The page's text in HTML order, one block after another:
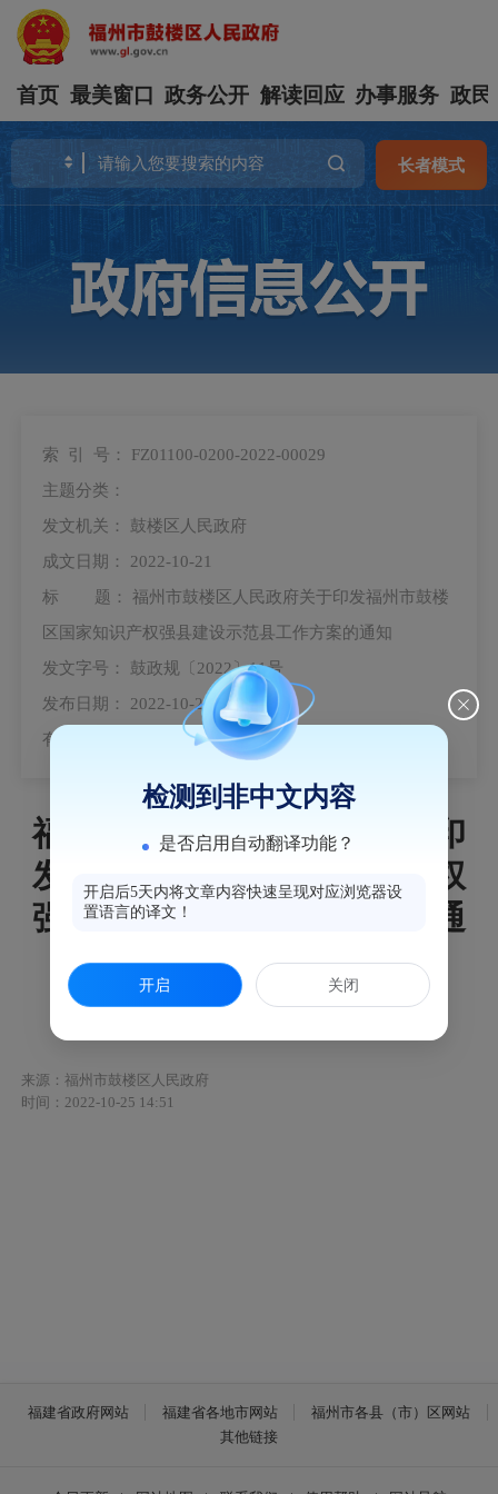
首页 最美窗口 政务公开 解读回应 办事服务 政民
长者模式
索 引 号： FZ01100-0200-2022-00029
主题分类：
发文机关： 鼓楼区人民政府
成文日期： 2022-10-21
标 题： 福州市鼓楼区人民政府关于印发福州市鼓楼
区国家知识产权强县建设示范县工作方案的通知
发文字号： 鼓政规〔2022〕11号
发布日期： 2022-10-25
有 效 性：
福州市鼓楼区人民政府关于印
发福州市鼓楼区国家知识产权
强县建设示范县工作方案的通
知
来源：福州市鼓楼区人民政府
时间：2022-10-25 14:51
福建省政府网站 福建省各地市网站
福州市各县（市）区网站
其他链接
检测到非中文内容
是否启用自动翻译功能？
开启后5天内将文章内容快速呈现对应浏览器设
置语言的译文！
开启 关闭